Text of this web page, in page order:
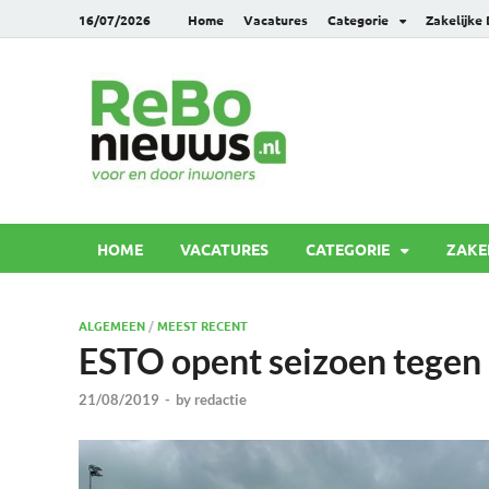
16/07/2026 Home Vacatures Categorie Zakelijke
HOME VACATURES CATEGORIE
ALGEMEEN /MEEST RECENT
ESTO opent seizoen
21/08/2019 - by redactie